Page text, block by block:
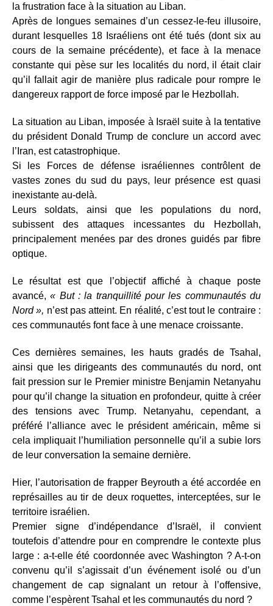
la frustration face à la situation au Liban.
Après de longues semaines d’un cessez-le-feu illusoire,
durant lesquelles 18 Israéliens ont été tués (dont six au
cours de la semaine précédente), et face à la menace
constante qui pèse sur les localités du nord, il était clair
qu’il fallait agir de manière plus radicale pour rompre le
dangereux rapport de force imposé par le Hezbollah.
La situation au Liban, imposée à Israël suite à la tentative
du président Donald Trump de conclure un accord avec
l’Iran, est catastrophique.
Si les Forces de défense israéliennes contrôlent de
vastes zones du sud du pays, leur présence est quasi
inexistante au-delà.
Leurs soldats, ainsi que les populations du nord,
subissent des attaques incessantes du Hezbollah,
principalement menées par des drones guidés par fibre
optique.
Le résultat est que l’objectif affiché à chaque poste
avancé, « But : la tranquillité pour les communautés du
Nord », n’est pas atteint. En réalité, c’est tout le contraire :
ces communautés font face à une menace croissante.
Ces dernières semaines, les hauts gradés de Tsahal,
ainsi que les dirigeants des communautés du nord, ont
fait pression sur le Premier ministre Benjamin Netanyahu
pour qu’il change la situation en profondeur, quitte à créer
des tensions avec Trump. Netanyahu, cependant, a
préféré l’alliance avec le président américain, même si
cela impliquait l’humiliation personnelle qu’il a subie lors
de leur conversation la semaine dernière.
Hier, l’autorisation de frapper Beyrouth a été accordée en
représailles au tir de deux roquettes, interceptées, sur le
territoire israélien.
Premier signe d’indépendance d’Israël, il convient
toutefois d’attendre pour en comprendre le contexte plus
large : a-t-elle été coordonnée avec Washington ? A-t-on
convenu qu’il s’agissait d’un événement isolé ou d’un
changement de cap signalant un retour à l’offensive,
comme l’espèrent Tsahal et les communautés du nord ?